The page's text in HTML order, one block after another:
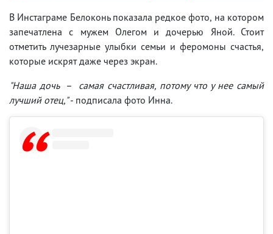
В Инстаграме Белоконь показала редкое фото, на котором
запечатлена с мужем Олегом и дочерью Яной. Стоит
отметить лучезарные улыбки семьи и феромоны счастья,
которые искрят даже через экран.
"Наша дочь – самая счастливая, потому что у нее самый
лучший отец,"- подписала фото Инна.